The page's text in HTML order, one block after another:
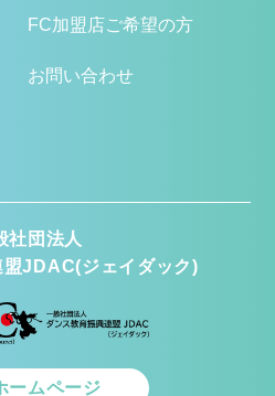
FC加盟店ご希望の方
お問い合わせ
社団法人
盟JDAC(ジェイダック)
ームページ